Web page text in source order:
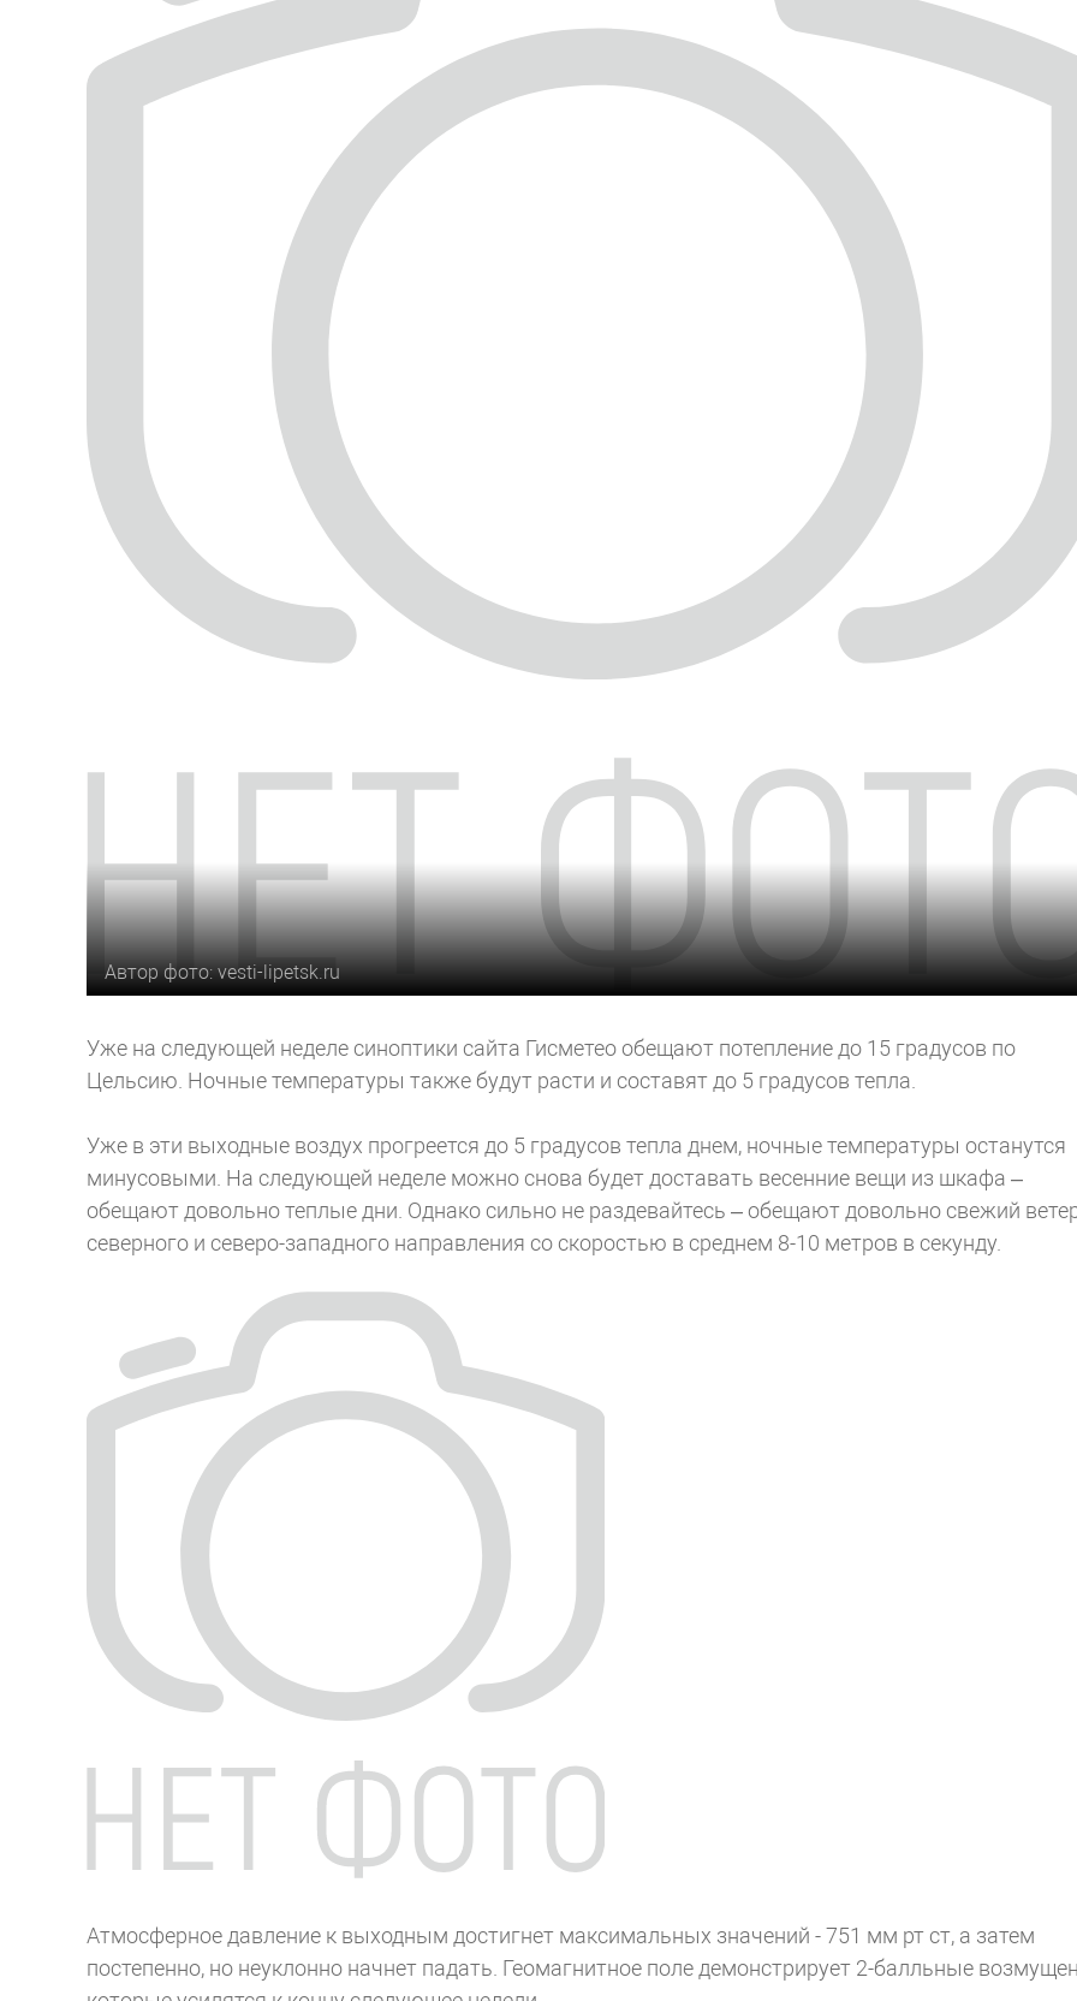
Автор фото: vesti-lipetsk.ru
Уже на следующей неделе синоптики сайта Гисметео обещают потепление до 15 градусов по
Цельсию. Ночные температуры также будут расти и составят до 5 градусов тепла.
Уже в эти выходные воздух прогреется до 5 градусов тепла днем, ночные температуры останутся
минусовыми. На следующей неделе можно снова будет доставать весенние вещи из шкафа –
обещают довольно теплые дни. Однако сильно не раздевайтесь – обещают довольно свежий
северного и северо-западного направления со скоростью в среднем 8-10 метров в секунду.
Атмосферное давление к выходным достигнет максимальных значений - 751 мм рт ст, а затем
постепенно, но неуклонно начнет падать. Геомагнитное поле демонстрирует 2-балльные